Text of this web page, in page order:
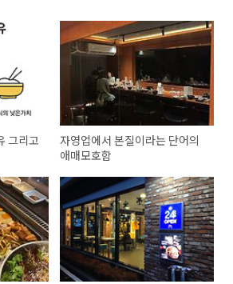
그리고
자영업에서 본질이라는 단어의
애매모호함